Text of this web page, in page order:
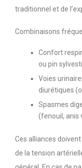
traditionnel et de
Combinaisons
Confort
ou pin
Voies
diurétiques
Spasmes
(fenouil, anis
Ces alliances
de la tension